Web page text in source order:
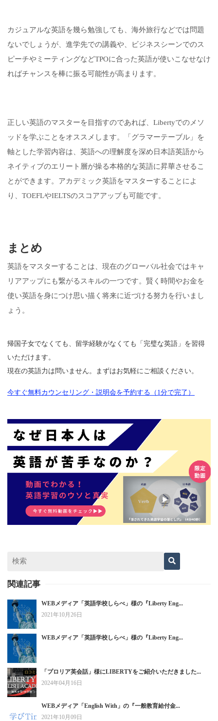
カジュアルな英語を幾ら勉強しても、海外旅行などでは問題
ないでしょうが、進学先での講義や、ビジネスシーンでのス
ピーチやミーティングなどTPOに合った英語が使いこなせなけ
ればチャンスを棒に振る可能性が高まります。
正しい英語のマスターを目指すのであれば、Libertyでのメソ
ッドを学ぶことをオススメします。「グラマーテーブル」を
軸とした学習内容は、英語への理解度を深め日本語英語から
ネイティブのエリート層が操る本格的な英語に昇華させるこ
とができます。アカデミック英語をマスターすることによ
り、TOEFLやIELTSのスコアアップも可能です。
まとめ
英語をマスターすることは、現在のグローバル社会ではキャ
リアアップにも繋がるスキルの一つです。賢く時間やお金を
使い英語を身につけ思い描く将来に近づける努力を行いまし
ょう。
帰国子女でなくても、留学経験がなくても「完璧な英語」を習得
いただけます。
現在の英語力は問いません。まずはお気軽にご相談ください。
今すぐ無料カウンセリング・説明会を予約する（1分で完了）
関連記事
WEBメディア「英語学校しらべ」様の『Liberty Eng...
2021年10月26日
WEBメディア「英語学校しらべ」様の『Liberty Eng...
「プロリア英会話」様にLIBERTYをご紹介いただきました...
2024年04月16日
WEBメディア「English With」の『一般教育給付金...
2021年10月09日